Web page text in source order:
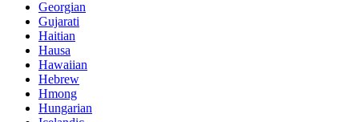
Georgian
Gujarati
Haitian
Hausa
Hawaiian
Hebrew
Hmong
Hungarian